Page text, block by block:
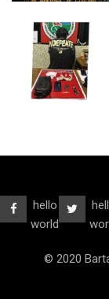
hello
world
© 2020